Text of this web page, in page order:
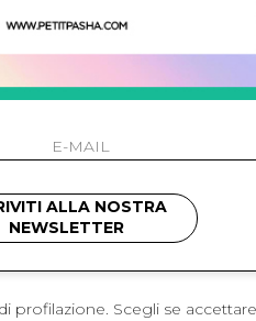
ALLA NOSTRA
NEWSLETTER
profilazione. Scegli se